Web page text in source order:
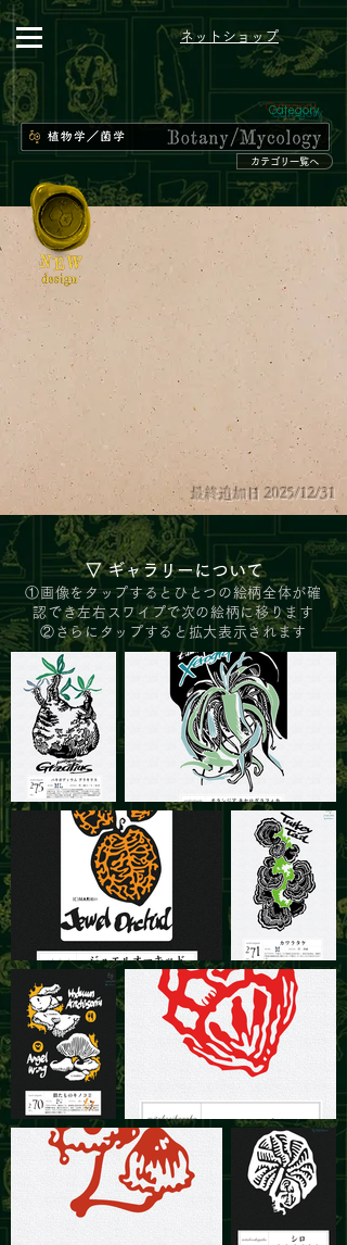
ネット​ショップ
Category
カテゴリ一覧へ
最終追加日2025/12/31
▽ ギャラリーについて
①画像をタップするとひとつの絵柄全体が確
認でき左右スワイプで次の絵柄に移ります
②さらにタップすると拡大表示されます